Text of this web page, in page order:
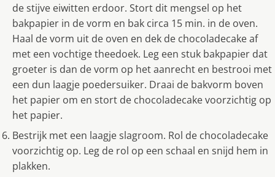
de stijve eiwitten erdoor. Stort dit mengsel op het
bakpapier in de vorm en bak circa 15 min. in de oven.
Haal de vorm uit de oven en dek de chocoladecake af
met een vochtige theedoek. Leg een stuk bakpapier dat
groeter is dan de vorm op het aanrecht en bestrooi met
een dun laagje poedersuiker. Draai de bakvorm boven
het papier om en stort de chocoladecake voorzichtig op
het papier.
Bestrijk met een laagje slagroom. Rol de chocoladecake
voorzichtig op. Leg de rol op een schaal en snijd hem in
plakken.